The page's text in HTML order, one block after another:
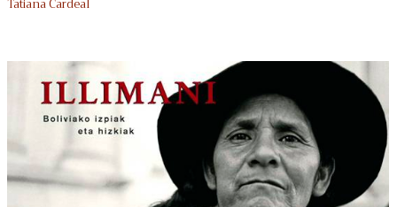
Tatiana Cardeal